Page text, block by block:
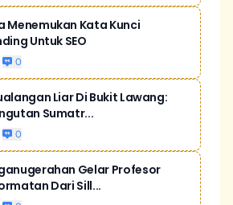
Menemukan Kata Kunci
Untuk SEO
0
Liar Di Bukit Lawang:
Sumatr...
0
Gelar Profesor
Dari Sill...